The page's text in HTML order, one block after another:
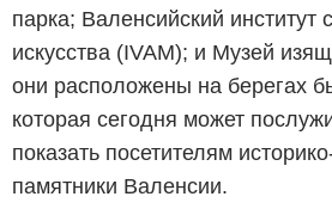
парка; Валенсийский институт
искусства (IVAM); и Музей
они расположены на берегах
которая сегодня может
показать посетителям
памятники Валенсии.